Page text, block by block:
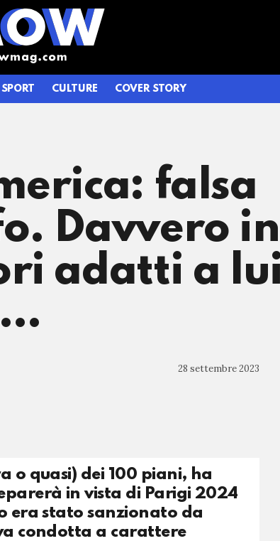
SPORT CULTURE COVER STORY
falsa
Davvero
adatti a
28 settembre 2023
o quasi) dei 100 piani, ha
in vista di Parigi 2024
era stato sanzionato da
condotta a carattere